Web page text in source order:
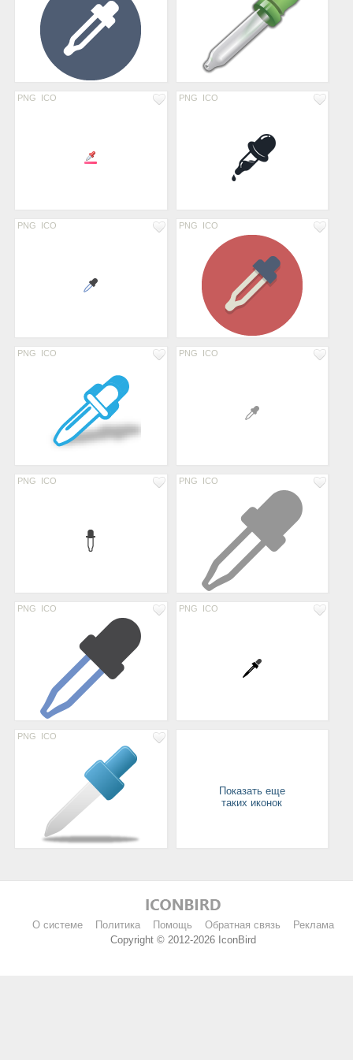
PNG ICO PNG ICO
PNG ICO PNG ICO
PNG ICO PNG ICO
PNG ICO PNG ICO
PNG ICO PNG ICO
PNG ICO
Показать еще
таких иконок
О системе Политика Помощь Обратная связь
Реклама
Copyright © 2012-2026 IconBird